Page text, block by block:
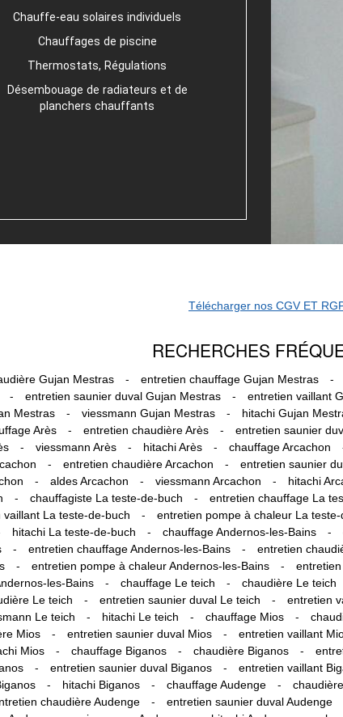
Chauffe-eau solaires individuels
Chauffages de piscine
Thermostats, Régulations
Désembouage de radiateurs et de
planchers chauffants
Télécharger nos CGV ET
RECHERCHES
Gujan Mestras - entretien chauffage Gujan Mestras -
- entretien saunier duval Gujan Mestras - entretien vaillant
Mestras - viessmann Gujan Mestras - hitachi Gujan
Arès - entretien chaudière Arès - entretien saunier
- viessmann Arès - hitachi Arès - chauffage Arcachon
- entretien chaudière Arcachon - entretien saunier
- aldes Arcachon - viessmann Arcachon - hitachi
- chauffagiste La teste-de-buch - entretien chauffage La
vaillant La teste-de-buch - entretien pompe à chaleur La teste-
hitachi La teste-de-buch - chauffage Andernos-les-Bains -
- entretien chauffage Andernos-les-Bains - entretien
- entretien pompe à chaleur Andernos-les-Bains -
les-Bains - chauffage Le teich - chaudière Le teich
Le teich - entretien saunier duval Le teich - entretien
Le teich - hitachi Le teich - chauffage Mios -
Mios - entretien saunier duval Mios - entretien vaillant
Mios - chauffage Biganos - chaudière Biganos -
- entretien saunier duval Biganos - entretien vaillant
- hitachi Biganos - chauffage Audenge -
chaudière Audenge - entretien saunier duval Audenge